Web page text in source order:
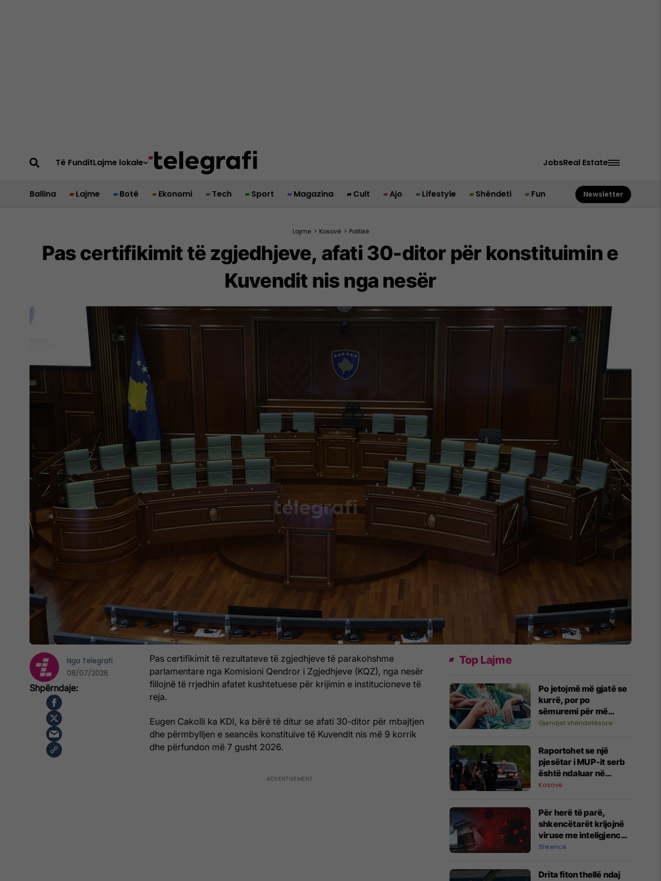
Të FunditLajme lokale JobsReal Estate
Ballina Lajme Botë Ekonomi Tech Sport Magazina Cult Ajo Lifestyle Shëndeti Fun Newsletter
Lajme > Kosovë > Politikë
Pas certifikimit të zgjedhjeve, afati 30-ditor për konstituimin e
Kuvendit nis nga nesër
Pas certifikimit të rezultateve të zgjedhjeve të parakohshme
parlamentare nga Komisioni Qendror i Zgjedhjeve (KQZ), nga nesër
fillojnë të rrjedhin afatet kushtetuese për krijimin e institucioneve të
reja.
Eugen Cakolli ka KDI, ka bërë të ditur se afati 30-ditor për mbajtjen
dhe përmbylljen e seancës konstituive të Kuvendit nis më 9 korrik
dhe përfundon më 7 gusht 2026.
Nga Telegrafi
08/07/2026
Top Lajme
Po jetojmë më gjatë se
kurrë, por po
sëmuremi për më
shumë vite
Gjendjet shëndetësore
Raportohet se një
pjesëtar i MUP-it serb
është ndaluar në
Jarinë
Kosovë
Për herë të parë,
shkencëtarët krijojnë
viruse me inteligjencë
artificiale
Shkencë
Drita fiton thellë ndaj